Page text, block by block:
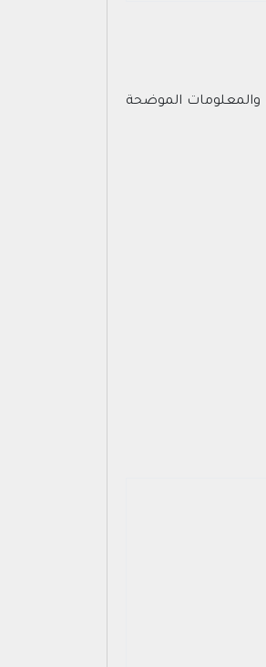
والمعلومات الموضحة